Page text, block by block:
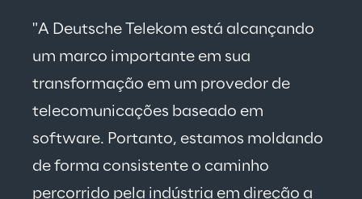
"A Deutsche Telekom está alcançando
um marco importante em sua
transformação em um provedor de
telecomunicações baseado em
software. Portanto, estamos moldando
de forma consistente o caminho
percorrido pela indústria em direção a